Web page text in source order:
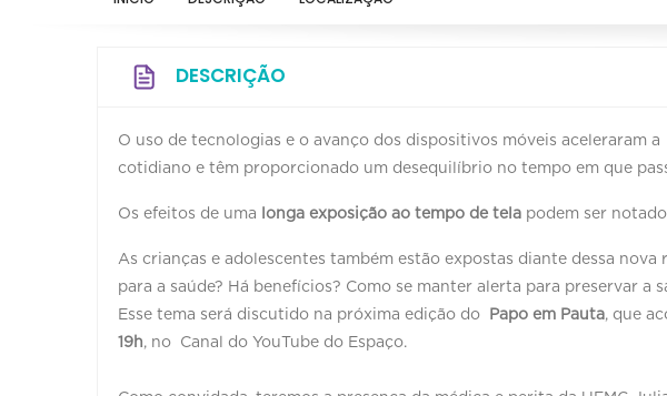
DESCRIÇÃO
O uso de tecnologias e o avanço dos dispositivos móveis aceleraram
cotidiano e têm proporcionado um desequilíbrio no tempo em que
Os efeitos de uma longa exposição ao tempo de tela podem ser
As crianças e adolescentes também estão expostas diante dessa nova
para a saúde? Há benefícios? Como se manter alerta para preservar a
Esse tema será discutido na próxima edição do
Papo em Pauta, que
19h, no Canal do YouTube do Espaço.